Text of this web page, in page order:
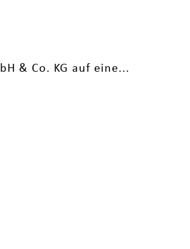
& Co. KG auf eine...